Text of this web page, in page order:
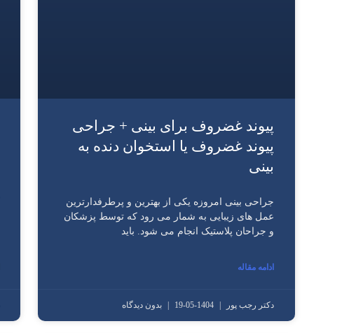
پیوند غضروف برای بینی + جراحی
پیوند غضروف یا استخوان دنده به
بینی
جراحی بینی امروزه یکی از بهترین و پرطرفدارترین
عمل های زیبایی به شمار می رود که توسط پزشکان
و جراحان پلاستیک انجام می شود. باید
ادامه مقاله
دکتر رجب پور بدون دیدگاه